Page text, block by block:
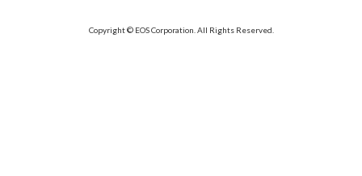
Copyright © EOS Corporation. All Rights Reserved.